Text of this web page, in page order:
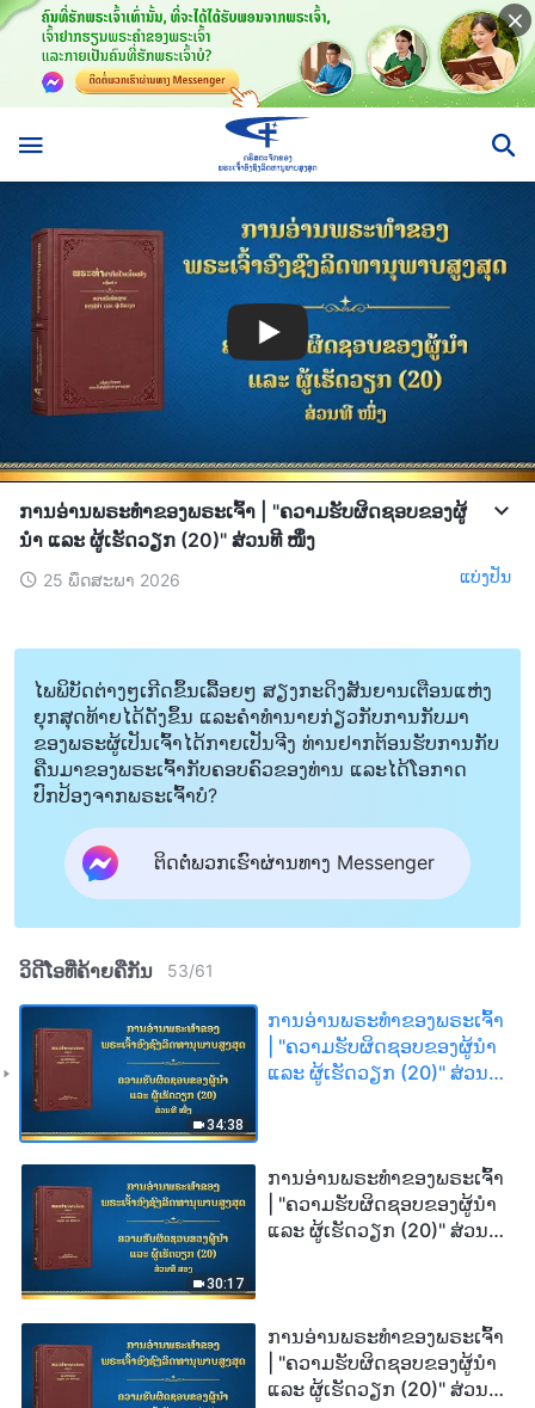
ການອ່ານພຣະທຳຂອງພຣະເຈົ້າ | "ຄວາມຮັບຜິດຊອບຂອງຜູ້
ນໍາ ແລະ ຜູ້ເຮັດວຽກ (20)" ສ່ວນທີ ໜຶ່ງ
25 ພຶດສະພາ 2026 ແບ່ງປັນ
ໄພພິບັດຕ່າງໆເກີດຂຶ້ນເລື້ອຍໆ ສຽງກະດິງສັນຍານເຕືອນແຫ່ງ
ຍຸກສຸດທ້າຍໄດ້ດັງຂຶ້ນ ແລະຄໍາທໍານາຍກ່ຽວກັບການກັບມາ
ຂອງພຣະຜູ້ເປັນເຈົ້າໄດ້ກາຍເປັນຈີງ ທ່ານຢາກຕ້ອນຮັບການກັບ
ຄືນມາຂອງພຣະເຈົ້າກັບຄອບຄົວຂອງທ່ານ ແລະໄດ້ໂອກາດ
ປົກປ້ອງຈາກພຣະເຈົ້າບໍ?
ຕິດຕໍ່ພວກເຮົາຜ່ານທາງ Messenger
ວິດີໂອທີ່ຄ້າຍຄືກັນ 53/61
34:38
ການອ່ານພຣະທຳຂອງພຣະເຈົ້າ
| "ຄວາມຮັບຜິດຊອບຂອງຜູ້ນໍາ
ແລະ ຜູ້ເຮັດວຽກ (20)" ສ່ວນທີ
30:17
ການອ່ານພຣະທຳຂອງພຣະເຈົ້າ
| "ຄວາມຮັບຜິດຊອບຂອງຜູ້ນໍາ
ແລະ ຜູ້ເຮັດວຽກ (20)" ສ່ວນທີ
ການອ່ານພຣະທຳຂອງພຣະເຈົ້າ
| "ຄວາມຮັບຜິດຊອບຂອງຜູ້ນໍາ
ແລະ ຜູ້ເຮັດວຽກ (20)" ສ່ວນທີ